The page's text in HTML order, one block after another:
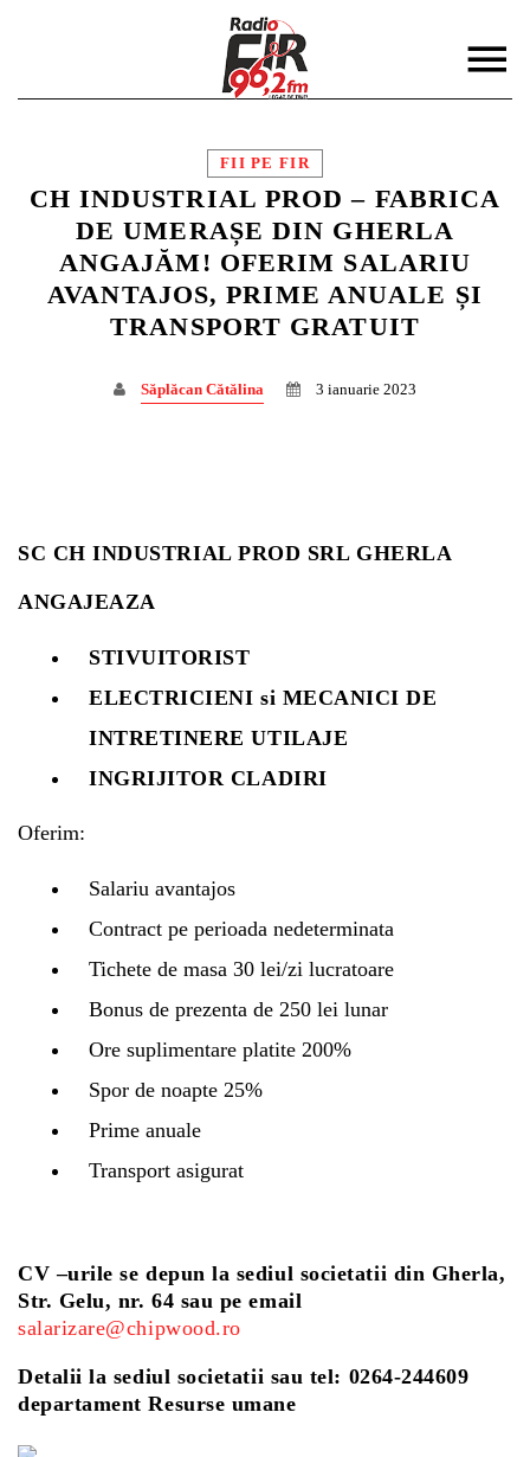
CAUTA IN SITE:
DISTRIBUIE PAGINA PE:
FII PE FIR
CH INDUSTRIAL PROD – FABRICA
DE UMERAȘE DIN GHERLA
ANGAJĂM! OFERIM SALARIU
AVANTAJOS, PRIME ANUALE ȘI
TRANSPORT GRATUIT
Săplăcan Cătălina 3 ianuarie 2023
SC CH INDUSTRIAL PROD SRL GHERLA
ANGAJEAZA
STIVUITORIST
ELECTRICIENI si MECANICI DE
INTRETINERE UTILAJE
INGRIJITOR CLADIRI
Oferim:
Salariu avantajos
Contract pe perioada nedeterminata
Tichete de masa 30 lei/zi lucratoare
Bonus de prezenta de 250 lei lunar
Ore suplimentare platite 200%
Spor de noapte 25%
Prime anuale
Transport asigurat
CV –urile se depun la sediul societatii din Gherla,
Str. Gelu, nr. 64 sau pe email
salarizare@chipwood.ro
Detalii la sediul societatii sau tel: 0264-244609
departament Resurse umane